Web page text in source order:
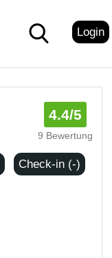
Login
4.4/5
9 Bewertung
Check-in (-)